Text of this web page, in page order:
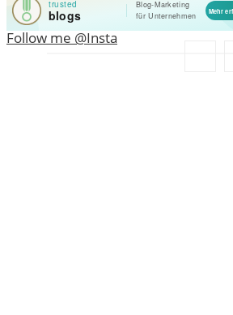
Follow me @Insta